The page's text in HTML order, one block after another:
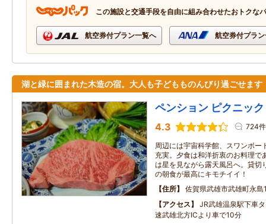
この施設と交通手段を自由に組み合わせたおトクな
航空券付プラン一覧へ 航空券付プラ
湖と緑に囲まれた木造の宿。大人も子どもものんびり過ごせます
ペンション ピクニック
4.3 724件
周辺には宇宙科学館、スワンボー
充実。夕食は和洋折衷のお料理で
は星を見ながら露天風呂へ。貸切
の朝食が最高にキモチイイ！
住所
佐賀県武雄市武雄町永
アクセス
JR武雄温泉駅下車
速武雄北方ICより車で10分